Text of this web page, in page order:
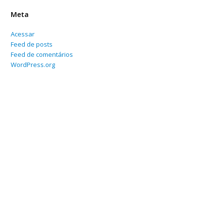
Meta
Acessar
Feed de posts
Feed de comentários
WordPress.org